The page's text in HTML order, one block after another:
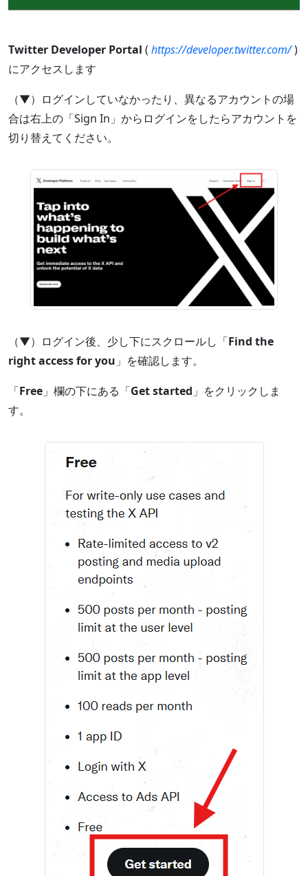
Twitter Developer Portal ( https://developer.twitter.com/)
にアクセスします
（▼）ログインしていなかったり、異なるアカウントの場
合は右上の「Sign In」からログインをしたらアカウントを
切り替えてください。
（▼）ログイン後、少し下にスクロールし「Find the
right access for you」を確認します。
「Free」欄の下にある「Get started」をクリックしま
す。